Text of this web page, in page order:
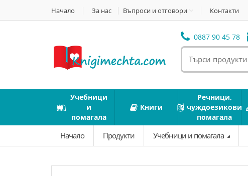
Начало За нас Въпроси и отговори Контакти
0887 90 45 78
Учебници
и
помагала
Книги
Речници,
чуждоезикови
помагала
Начало Продукти Учебници и помагала